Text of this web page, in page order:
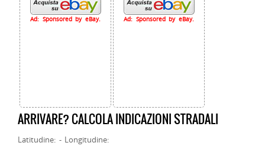
Ad: Sponsored by eBay. Ad: Sponsored by eBay.
ARRIVARE? CALCOLA INDICAZIONI STRADALI
Latitudine: - Longitudine: